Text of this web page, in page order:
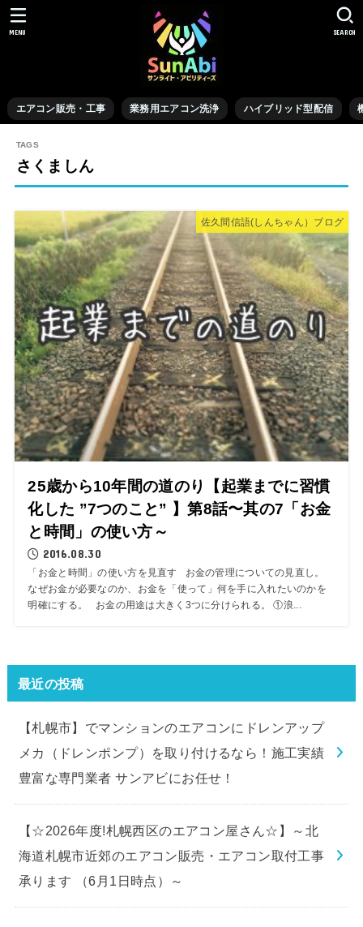
エアコン販売・工事 業務用エアコン洗浄 ハイブリッド型配信
SEARCH
MENU
さくましん
佐久間信語(しんちゃん）ブログ
25歳から10年間の道のり【起業までに習慣
化した ”7つのこと” 】第8話〜其の7「お金
と時間」の使い方～
2016.08.30
「お金と時間」の使い方を見直す お金の管理についての見直し。
なぜお金が必要なのか、お金を「使って」何を手に入れたいのかを
明確にする。 お金の用途は大きく3つに分けられる。 ①浪...
最近の投稿
【札幌市】でマンションのエアコンにドレンアップ
メカ（ドレンポンプ）を取り付けるなら！施工実績
豊富な専門業者 サンアビにお任せ！
【☆2026年度!札幌西区のエアコン屋さん☆】～北
海道札幌市近郊のエアコン販売・エアコン取付工事
承ります （6月1日時点）～